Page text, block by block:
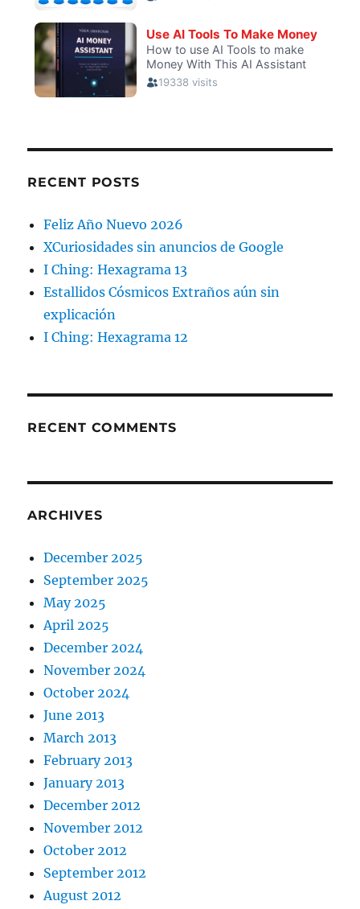
RECENT POSTS
Feliz Año Nuevo 2026
XCuriosidades sin anuncios de Google
I Ching: Hexagrama 13
Estallidos Cósmicos Extraños aún sin
explicación
I Ching: Hexagrama 12
RECENT COMMENTS
ARCHIVES
December 2025
September 2025
May 2025
April 2025
December 2024
November 2024
October 2024
June 2013
March 2013
February 2013
January 2013
December 2012
November 2012
October 2012
September 2012
August 2012